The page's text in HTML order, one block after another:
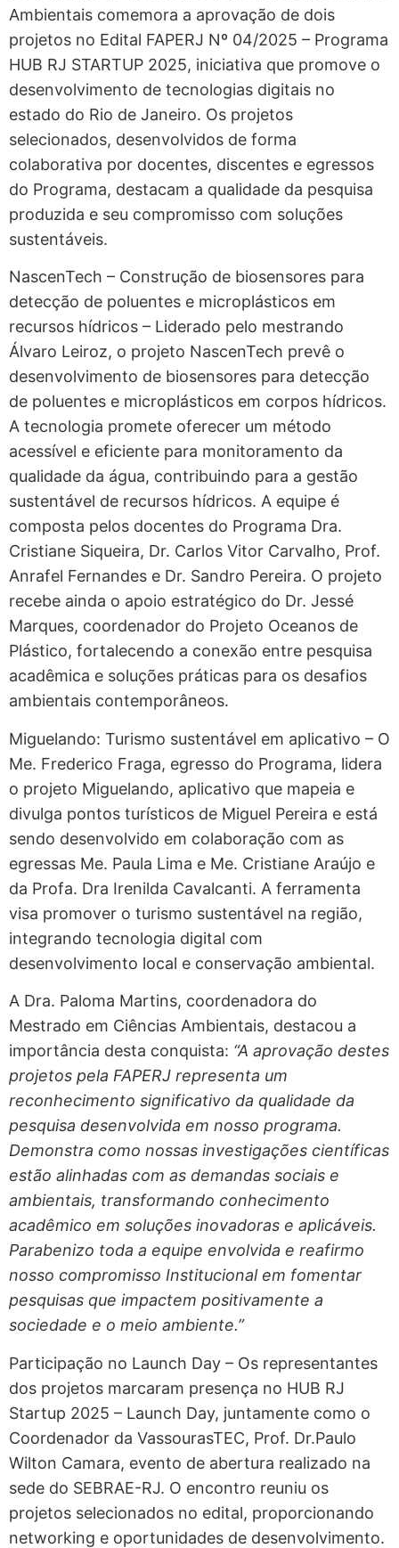
Ambientais comemora a aprovação de dois
projetos no Edital FAPERJ Nº 04/2025 – Programa
HUB RJ STARTUP 2025, iniciativa que promove o
desenvolvimento de tecnologias digitais no
estado do Rio de Janeiro. Os projetos
selecionados, desenvolvidos de forma
colaborativa por docentes, discentes e egressos
do Programa, destacam a qualidade da pesquisa
produzida e seu compromisso com soluções
sustentáveis.
NascenTech – Construção de biosensores para
detecção de poluentes e microplásticos em
recursos hídricos – Liderado pelo mestrando
Álvaro Leiroz, o projeto NascenTech prevê o
desenvolvimento de biosensores para detecção
de poluentes e microplásticos em corpos hídricos.
A tecnologia promete oferecer um método
acessível e eficiente para monitoramento da
qualidade da água, contribuindo para a gestão
sustentável de recursos hídricos. A equipe é
composta pelos docentes do Programa Dra.
Cristiane Siqueira, Dr. Carlos Vitor Carvalho, Prof.
Anrafel Fernandes e Dr. Sandro Pereira. O projeto
recebe ainda o apoio estratégico do Dr. Jessé
Marques, coordenador do Projeto Oceanos de
Plástico, fortalecendo a conexão entre pesquisa
acadêmica e soluções práticas para os desafios
ambientais contemporâneos.
Miguelando: Turismo sustentável em aplicativo – O
Me. Frederico Fraga, egresso do Programa, lidera
o projeto Miguelando, aplicativo que mapeia e
divulga pontos turísticos de Miguel Pereira e está
sendo desenvolvido em colaboração com as
egressas Me. Paula Lima e Me. Cristiane Araújo e
da Profa. Dra Irenilda Cavalcanti. A ferramenta
visa promover o turismo sustentável na região,
integrando tecnologia digital com
desenvolvimento local e conservação ambiental.
A Dra. Paloma Martins, coordenadora do
Mestrado em Ciências Ambientais, destacou a
importância desta conquista: “A aprovação destes
projetos pela FAPERJ representa um
reconhecimento significativo da qualidade da
pesquisa desenvolvida em nosso programa.
Demonstra como nossas investigações científicas
estão alinhadas com as demandas sociais e
ambientais, transformando conhecimento
acadêmico em soluções inovadoras e aplicáveis.
Parabenizo toda a equipe envolvida e reafirmo
nosso compromisso Institucional em fomentar
pesquisas que impactem positivamente a
sociedade e o meio ambiente.”
Participação no Launch Day – Os representantes
dos projetos marcaram presença no HUB RJ
Startup 2025 – Launch Day, juntamente como o
Coordenador da VassourasTEC, Prof. Dr.Paulo
Wilton Camara, evento de abertura realizado na
sede do SEBRAE-RJ. O encontro reuniu os
projetos selecionados no edital, proporcionando
networking e oportunidades de desenvolvimento.